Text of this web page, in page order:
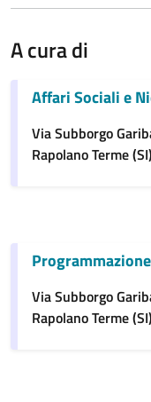
A cura di
Affari Sociali e
Via Subborgo
Rapolano Terme (SI)
Programmazione
Via Subborgo
Rapolano Terme (SI)